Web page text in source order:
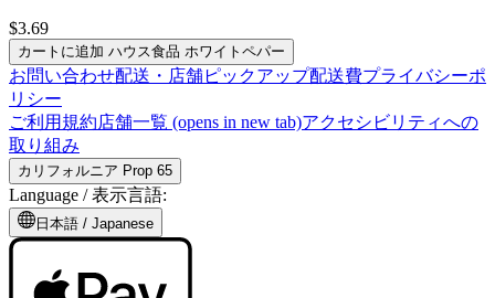
$3.69
カートに追加 ハウス食品 ホワイトペパー
お問い合わせ配送・店舗ピックアップ配送費プライバシーポ
リシー
ご利用規約店舗一覧 (opens in new tab)アクセシビリティへの
取り組み
カリフォルニア Prop 65
Language /表示言語:
日本語 / Japanese